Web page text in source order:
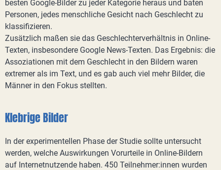
besten Google-Bilder zu jeder Kategorie heraus und baten
Personen, jedes menschliche Gesicht nach Geschlecht zu
klassifizieren.
Zusätzlich maßen sie das Geschlechterverhältnis in Online-
Texten, insbesondere Google News-Texten. Das Ergebnis: die
Assoziationen mit dem Geschlecht in den Bildern waren
extremer als im Text, und es gab auch viel mehr Bilder, die
Männer in den Fokus stellten.
Klebrige Bilder
In der experimentellen Phase der Studie sollte untersucht
werden, welche Auswirkungen Vorurteile in Online-Bildern
auf Internetnutzende haben. 450 Teilnehmer:innen wurden